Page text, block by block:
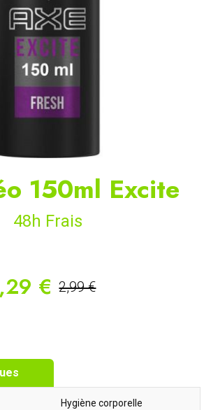
150ml Excite
48h Frais
€ 2,99 €
Hygiène corporelle